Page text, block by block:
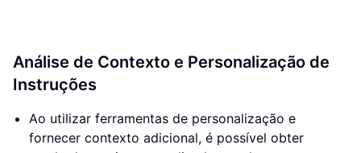
Análise de Contexto e Personalização de
Instruções
Ao utilizar ferramentas de personalização e
fornecer contexto adicional, é possível obter